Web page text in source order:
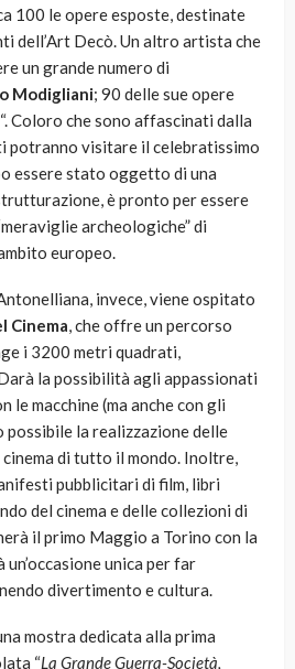
100 le opere esposte, destinate
dell’Art Decò. Un altro artista che
un grande numero di
Modigliani; 90 delle sue opere
“. Coloro che sono affascinati dalla
potranno visitare il celebratissimo
essere stato oggetto di una
è pronto per essere
archeologiche” di
europeo.
invece, viene ospitato
Cinema, che offre un percorso
i 3200 metri quadrati,
la possibilità agli appassionati
le macchine (ma anche con gli
la realizzazione delle
di tutto il mondo. Inoltre,
pubblicitari di film, libri
del cinema e delle collezioni di
il primo Maggio a Torino con la
unica per far
divertimento e cultura.
mostra dedicata alla prima
“La Grande Guerra-Società,